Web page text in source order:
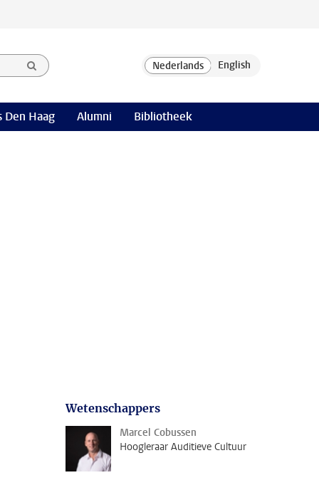
Den Haag Alumni Bibliotheek
Wetenschappers
Marcel Cobussen
Hoogleraar Auditieve Cultuur